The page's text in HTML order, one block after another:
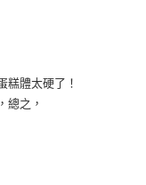
糕體太硬了！
總之，